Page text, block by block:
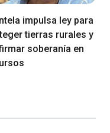
impulsa ley para
tierras rurales y
soberanía en